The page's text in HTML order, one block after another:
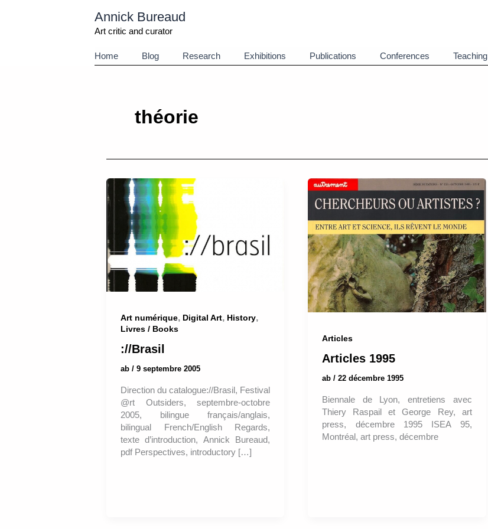
Annick Bureaud
Art critic and curator
Home Blog Research Exhibitions Publications Conferences Teaching
théorie
Art numérique, Digital Art, History,
Livres / Books
://Brasil
ab / 9 septembre 2005
Direction du catalogue://Brasil, Festival
@rt Outsiders, septembre-octobre
2005, bilingue français/anglais,
bilingual French/English Regards,
texte d’introduction, Annick Bureaud,
pdf Perspectives, introductory […]
Articles
Articles 1995
ab/22 décembre 1995
Biennale de Lyon, entretiens avec
Thiery Raspail et George Rey, art
press, décembre 1995 ISEA 95,
Montréal, art press, décembre